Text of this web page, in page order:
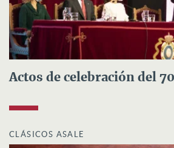
Actos de celebración del
CLÁSICOS ASALE